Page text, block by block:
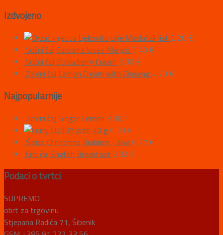
Izdvojeno
Ljekovito bilje Maslačak list 2,20 €
Voćni čaj Curcuma loves Mango 3,40 €
Voćni čaj Strawberry Cream 3,30 €
Zeleni čaj Lemon Cream with Ginseng 4,70 €
Najpopularnije
Zeleni čaj Ginger Lemon 3,90 €
CURRY prah 20 g 0,93 €
Šalica Christmas Buddies - siva6,27 €
Crni čaj English Breakfast 3,32 €
Podaci o tvrtci
SUPREMO
obrt za trgovinu
Stjepana Radića 71, Šibenik